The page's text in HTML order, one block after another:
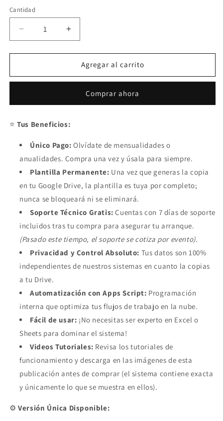
Cantidad
Reducir
cantidad
para
de
Google
2023
Aumentar
cantidad
para
Sistema
de
Google
2023
Agregar al carrito
Comprar ahora
⭐Tus Beneficios:
Único Pago: Olvídate de mensualidades o
anualidades. Compra una vez y úsala para siempre.
Plantilla Permanente: Una vez que generas la copia
en tu Google Drive, la plantilla es tuya por completo;
nunca se bloqueará ni se eliminará.
Soporte Técnico Gratis: Cuentas con 7 días de soporte
incluidos tras tu compra para asegurar tu arranque.
(Pasado este tiempo, el soporte se cotiza por evento).
Privacidad y Control Absoluto: Tus datos son 100%
independientes de nuestros sistemas en cuanto la copias
a tu Drive.
Automatización con Apps Script: Programación
interna que optimiza tus flujos de trabajo en la nube.
Fácil de usar: ¡No necesitas ser experto en Excel o
Sheets para dominar el sistema!
Videos Tutoriales: Revisa los tutoriales de
funcionamiento y descarga en las imágenes de esta
publicación antes de comprar (el sistema contiene exacta
y únicamente lo que se muestra en ellos).
⚙️Versión Única Disponible: